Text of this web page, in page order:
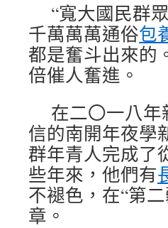
“寬大國民群
千萬萬萬通俗包
都是奮斗出來的
倍催人奮進。
在二〇一八
信的南開年夜學
群年青人完成了
些年來，他們有
不褪色，在“第
章。